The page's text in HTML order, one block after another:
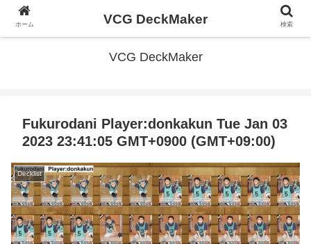
VCG DeckMaker
Fukurodani Player:donkakun Tue Jan 03
2023 23:41:05 GMT+0900 (GMT+09:00)
Decklist
ホーム VCG DeckMaker 検索